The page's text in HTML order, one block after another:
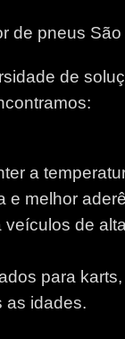
de pneus
de
a
e melhor
de
para
as idades.